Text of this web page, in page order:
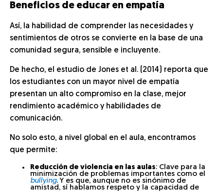
Beneficios de educar en empatía
Así, la habilidad de comprender las necesidades y
sentimientos de otros se convierte en la base de una
comunidad segura, sensible e incluyente.
De hecho, el estudio de Jones et al. (2014) reporta que
los estudiantes con un mayor nivel de empatía
presentan un alto compromiso en la clase, mejor
rendimiento académico y habilidades de
comunicación.
No solo esto, a nivel global en el aula, encontramos
que permite:
Reducción de violencia en las aulas: Clave para la
minimización de problemas importantes como el
bullying. Y es que, aunque no es sinónimo de
amistad, sí hablamos respeto y la capacidad de